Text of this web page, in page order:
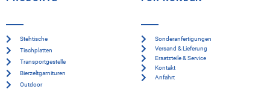
Stehtische
Tischplatten
Transportgestelle
Bierzeltgarnituren
Outdoor
Sonderanfertigungen
Versand & Lieferung
Ersatzteile & Service
Kontakt
Anfahrt